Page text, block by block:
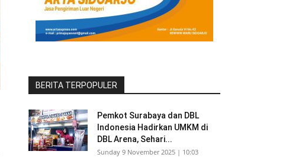
BERITA TERPOPULER
Pemkot Surabaya dan DBL
Indonesia Hadirkan UMKM di
DBL Arena, Sehari...
Sunday 9 November 2025 | 10:03